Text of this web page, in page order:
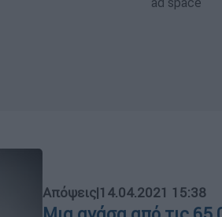
Απόψεις|14.04.2021 15:38